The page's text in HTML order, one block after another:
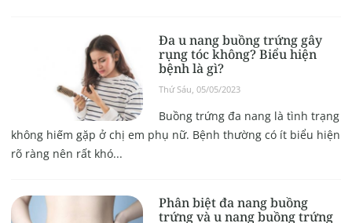
Đa u nang buồng trứng gây
rụng tóc không? Biểu hiện
bệnh là gì?
Thứ Sáu, 05/05/2023
Buồng trứng đa nang là tình trạng
không hiếm gặp ở chị em phụ nữ. Bệnh thường có ít biểu hiện
rõ ràng nên rất khó...
Phân biệt đa nang buồng
trứng và u nang buồng trứng